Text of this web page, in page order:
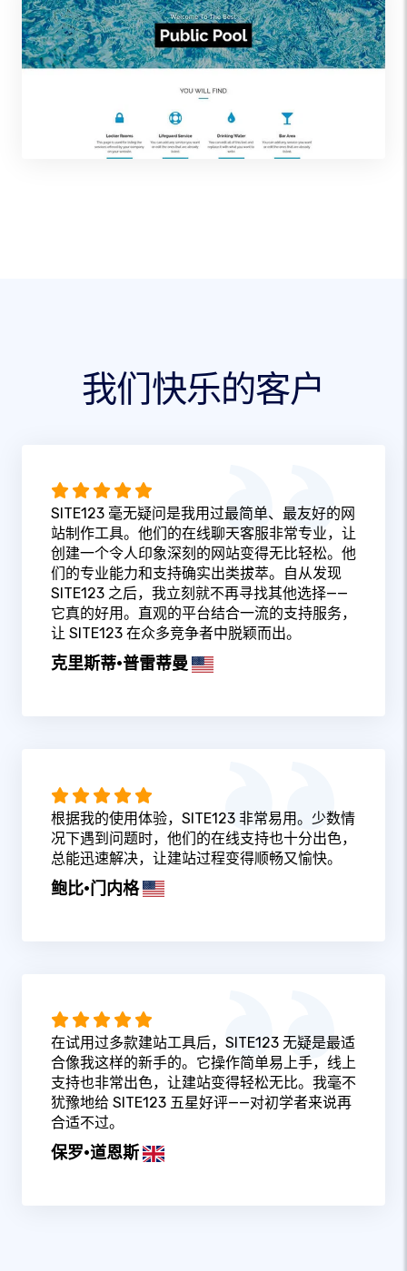
我们快乐的客户
SITE123 毫无疑问是我用过最简单、最友好的网
站制作工具。他们的在线聊天客服非常专业，让
创建一个令人印象深刻的网站变得无比轻松。他
们的专业能力和支持确实出类拔萃。自从发现
SITE123 之后，我立刻就不再寻找其他选择——
它真的好用。直观的平台结合一流的支持服务，
让 SITE123 在众多竞争者中脱颖而出。
克里斯蒂·普雷蒂曼
根据我的使用体验，SITE123 非常易用。少数情
况下遇到问题时，他们的在线支持也十分出色，
总能迅速解决，让建站过程变得顺畅又愉快。
鲍比·门内格
在试用过多款建站工具后，SITE123 无疑是最适
合像我这样的新手的。它操作简单易上手，线上
支持也非常出色，让建站变得轻松无比。我毫不
犹豫地给 SITE123 五星好评——对初学者来说再
合适不过。
保罗·道恩斯